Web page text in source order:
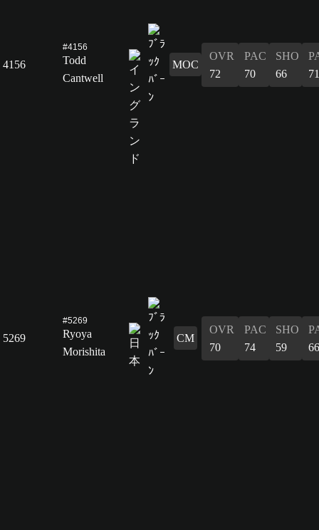
4156
#4156
Todd
Cantwell
MOC
OVR
72
PAC
70
SHO
66
71
5269
#5269
Ryoya
Morishita
CM
OVR
70
PAC
74
SHO
59
66